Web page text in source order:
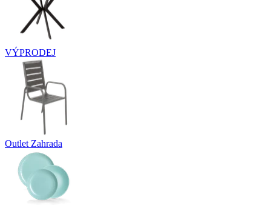
VÝPRODEJ
Outlet Zahrada